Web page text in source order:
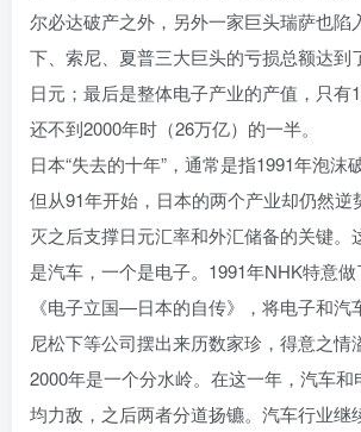
尔必达破产之外，另外一家巨头瑞萨也陷
下、索尼、夏普三大巨头的亏损总额达到
日元；最后是整体电子产业的产值，只有
还不到2000年时（26万亿）的一半。
日本“失去的十年”，通常是指1991年泡沫
但从91年开始，日本的两个产业却仍然逆
灭之后支撑日元汇率和外汇储备的关键。
是汽车，一个是电子。1991年NHK特意
《电子立国—日本的自传》，将电子和汽
尼松下等公司摆出来历数家珍，得意之情
2000年是一个分水岭。在这一年，汽车
均力敌，之后两者分道扬镳。汽车行业继